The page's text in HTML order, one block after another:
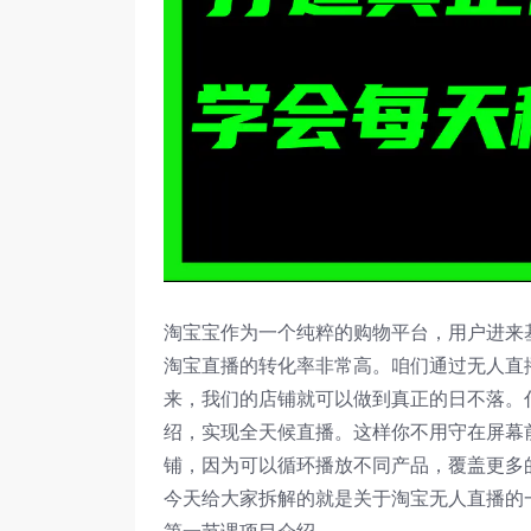
淘宝宝作为一个纯粹的购物平台，用户进
淘宝直播的转化率非常高。咱们通过无人
来，我们的店铺就可以做到真正的日不落
绍，实现全天候直播。这样你不用守在屏
铺，因为可以循环播放不同产品，覆盖更多
今天给大家拆解的就是关于淘宝无人直播